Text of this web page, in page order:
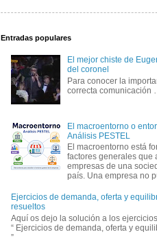
Entradas populares
El mejor chiste de
del coronel
Para conocer la
correcta
El macroentorno o
Análisis PESTEL
El macroentorno está
factores generales que
empresas de una
país. Una empresa no
Ejercicios de demanda, oferta y
resueltos
Aquí os dejo la solución a los
“ Ejercicios de demanda, oferta y
”